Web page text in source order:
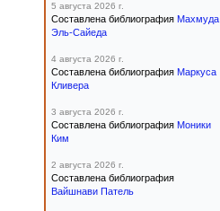
5 августа 2026 г.
Составлена библиография Махмуда
Эль-Сайеда
4 августа 2026 г.
Составлена библиография Маркуса
Кливера
3 августа 2026 г.
Составлена библиография Моники
Ким
2 августа 2026 г.
Составлена библиография
Вайшнави Патель